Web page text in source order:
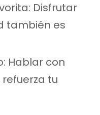
Disfrutar
también es
Hablar con
tu